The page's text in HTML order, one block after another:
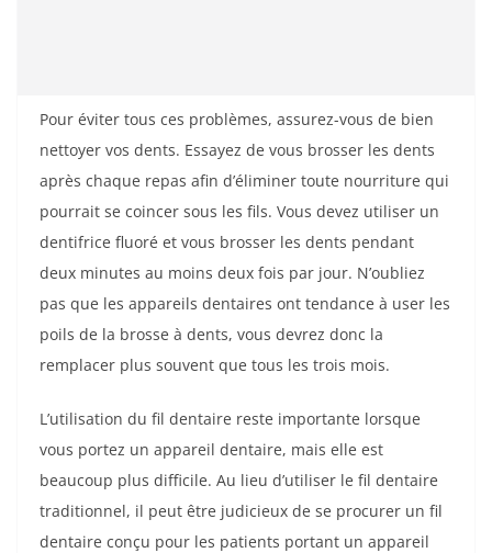
Pour éviter tous ces problèmes, assurez-vous de bien
nettoyer vos dents. Essayez de vous brosser les dents
après chaque repas afin d’éliminer toute nourriture qui
pourrait se coincer sous les fils. Vous devez utiliser un
dentifrice fluoré et vous brosser les dents pendant
deux minutes au moins deux fois par jour. N’oubliez
pas que les appareils dentaires ont tendance à user les
poils de la brosse à dents, vous devrez donc la
remplacer plus souvent que tous les trois mois.
L’utilisation du fil dentaire reste importante lorsque
vous portez un appareil dentaire, mais elle est
beaucoup plus difficile. Au lieu d’utiliser le fil dentaire
traditionnel, il peut être judicieux de se procurer un fil
dentaire conçu pour les patients portant un appareil